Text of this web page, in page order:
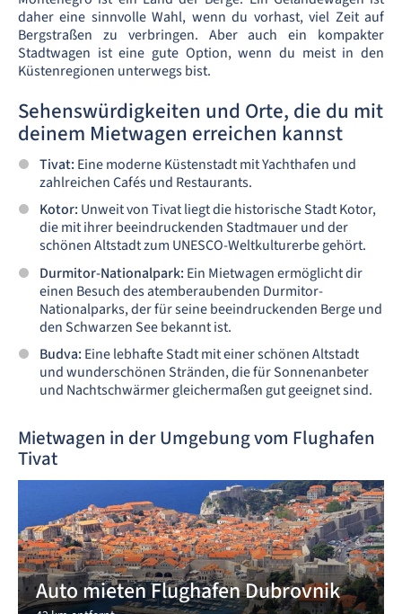
daher eine sinnvolle Wahl, wenn du vorhast, viel Zeit auf
Bergstraßen zu verbringen. Aber auch ein kompakter
Stadtwagen ist eine gute Option, wenn du meist in den
Küstenregionen unterwegs bist.
Sehenswürdigkeiten und Orte, die du mit
deinem Mietwagen erreichen kannst
Tivat: Eine moderne Küstenstadt mit Yachthafen und
zahlreichen Cafés und Restaurants.
Kotor: Unweit von Tivat liegt die historische Stadt Kotor,
die mit ihrer beeindruckenden Stadtmauer und der
schönen Altstadt zum UNESCO-Weltkulturerbe gehört.
Durmitor-Nationalpark: Ein Mietwagen ermöglicht dir
einen Besuch des atemberaubenden Durmitor-
Nationalparks, der für seine beeindruckenden Berge und
den Schwarzen See bekannt ist.
Budva: Eine lebhafte Stadt mit einer schönen Altstadt
und wunderschönen Stränden, die für Sonnenanbeter
und Nachtschwärmer gleichermaßen gut geeignet sind.
Mietwagen in der Umgebung vom Flughafen
Tivat
Auto mieten Flughafen Dubrovnik